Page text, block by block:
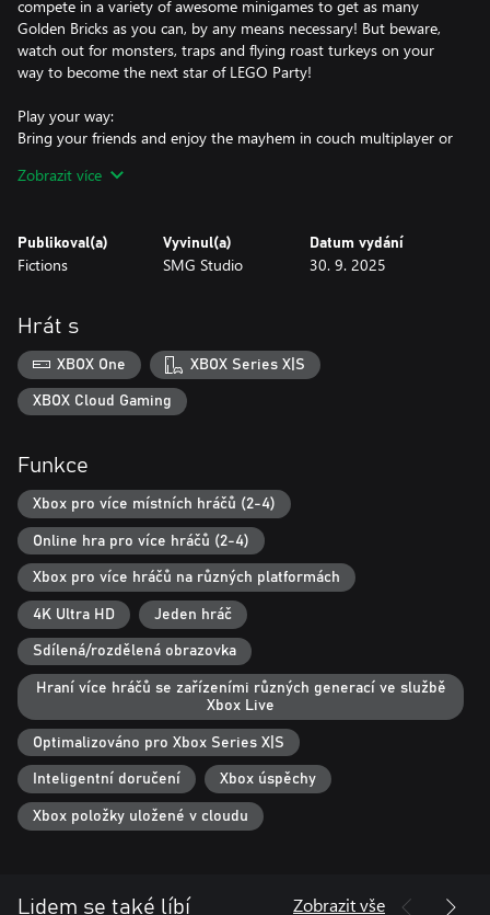
compete in a variety of awesome minigames to get as many
Golden Bricks as you can, by any means necessary! But beware,
watch out for monsters, traps and flying roast turkeys on your
way to become the next star of LEGO Party!
Play your way:
Bring your friends and enjoy the mayhem in couch multiplayer or
Whether it's competing for the perfect score in Rocketball,
Go for the gold:
most Golden Bricks! Use power-ups to gain the advantage and
set up traps to sabotage your opponents across a range of
customizable LEGO themed Challenge Zones.
Everything is awesome:
Put your speed, wits, and LEGO expertise to the test across a
through collapsing tombs and skid round the track in rally races
and so much more across 60 different wildly fun minigames.
You do you:
With over 1 billion minifigure combinations from iconic LEGO
sets, you can go with a classic look or design your own unique
and outlandish minifigure. Show off your creation at the next
party!
Zobrazit více
Publikoval(a)
Fictions
Vyvinul(a)
SMG Studio
Datum vydání
30. 9. 2025
Hrát s
XBOX One XBOX Series X|S
XBOX Cloud Gaming
Funkce
Xbox pro více místních hráčů (2-4)
Online hra pro více hráčů (2-4)
Xbox pro více hráčů na různých platformách
4K Ultra HD Jeden hráč
Sdílená/rozdělená obrazovka
Hraní více hráčů se zařízeními různých generací ve službě
Xbox Live
Optimalizováno pro Xbox Series X|S
Inteligentní doručení Xbox úspěchy
Xbox položky uložené v cloudu
Lidem se také líbí Zobrazit vše